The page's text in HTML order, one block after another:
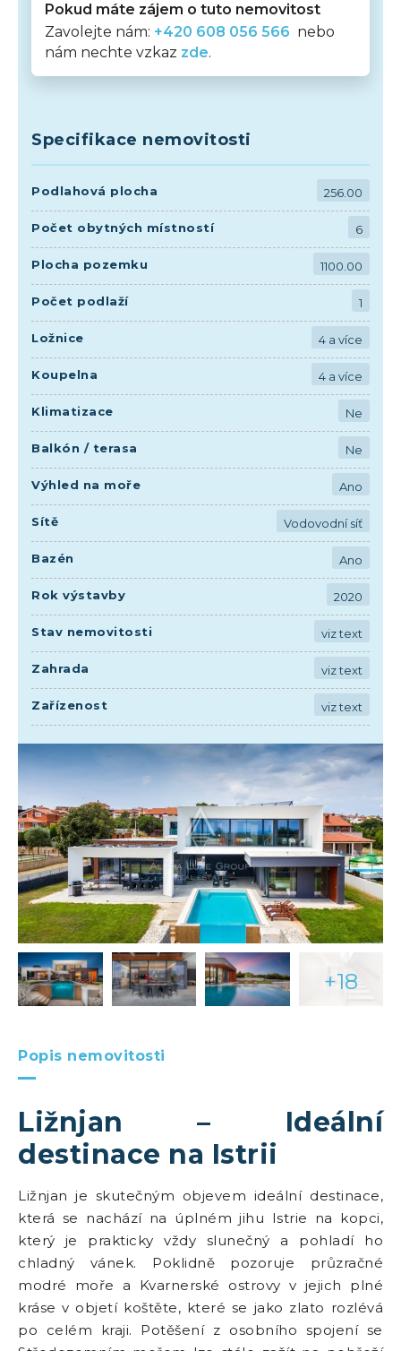
+18
Popis nemovitosti
Ližnjan – Ideální
destinace na Istrii
Ližnjan je skutečným objevem ideální destinace,
která se nachází na úplném jihu Istrie na kopci,
který je prakticky vždy slunečný a pohladí ho
chladný vánek. Poklidně pozoruje průzračné
modré moře a Kvarnerské ostrovy v jejich plné
kráse v objetí koštěte, které se jako zlato rozlévá
po celém kraji. Potěšení z osobního spojení se
Pokud máte zájem o tuto nemovitost
Zavolejte nám: +420 608 056 566 nebo
nám nechte vzkaz zde.
Specifikace nemovitosti
Podlahová plocha 256.00
Počet obytných místností 6
Plocha pozemku 1100.00
Počet podlaží 1
Ložnice 4 a více
Koupelna 4 a více
Klimatizace Ne
Balkón / terasa Ne
Výhled na moře Ano
Sítě Vodovodní síť
Bazén Ano
Rok výstavby 2020
Stav nemovitosti viz text
Zahrada viz text
Zařízenost viz text